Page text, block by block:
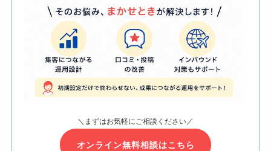
＼まずはお気軽にご相談ください／
オンライン無料相談はこちら